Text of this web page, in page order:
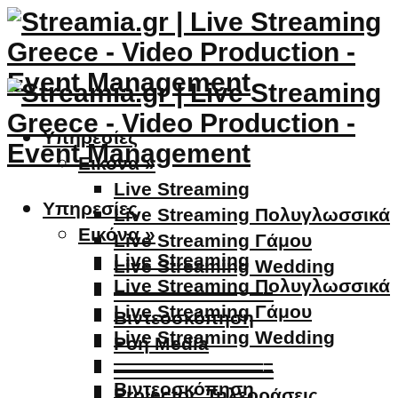
Υπηρεσίες
Εικόνα »
Live Streaming
Live Streaming Πολυγλωσσικά
Live Streaming Γάμου
Live Streaming Wedding
————————–
Βιντεοσκόπηση
Ροή Media
————————–
Υπηρεσίες
Εικόνα »
Live Streaming
Live Streaming Πολυγλωσσικά
Live Streaming Γάμου
Live Streaming Wedding
————————–
Βιντεοσκόπηση